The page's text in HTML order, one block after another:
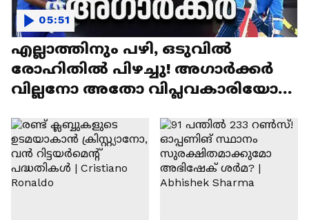
എല്ലാത്തിനും പഴി, ഒടുവില്‍
രോഹിതില്‍ പിഴച്ചു! അഗാര്‍ക്കർ
വില്ലനോ അതോ വിപ്ലവകാരിയോ? |
05:51